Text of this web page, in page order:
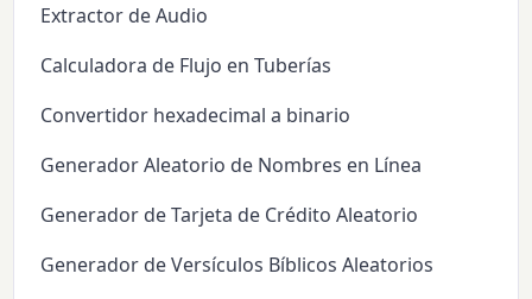
Extractor de Audio
Calculadora de Flujo en Tuberías
Convertidor hexadecimal a binario
Generador Aleatorio de Nombres en Línea
Generador de Tarjeta de Crédito Aleatorio
Generador de Versículos Bíblicos Aleatorios